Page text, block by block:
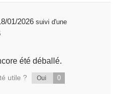
18/01/2026 suivi d'une
été déballé.
utile ? Oui 0